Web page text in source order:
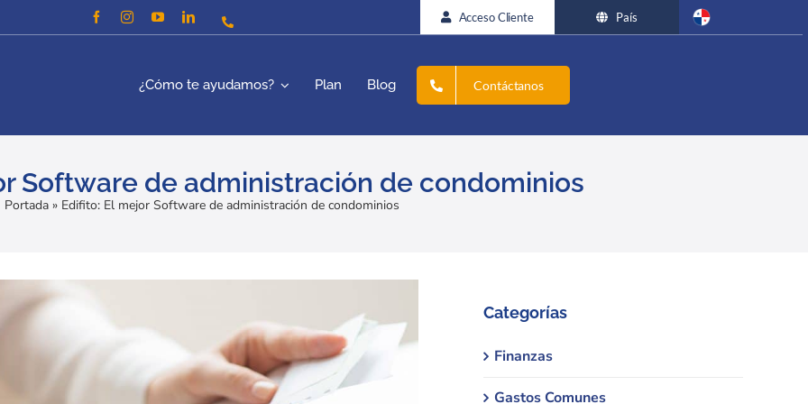
Acceso Cliente País
¿Cómo te ayudamos? Plan Blog Contáctanos
Software de administración de condominios
Portada » Edifito: El mejor Software de administración de condominios
Categorías
Finanzas
Gastos Comunes